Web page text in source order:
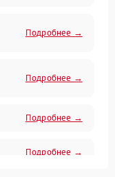
Подробнее →
Подробнее →
Подробнее →
Подробнее →